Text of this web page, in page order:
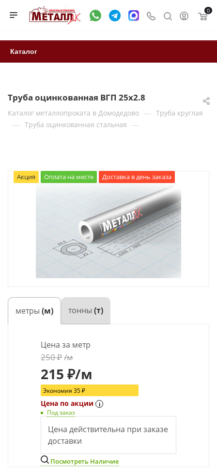
0
Каталог
Труба оцинкованная ВГП 25x2.8
Каталог металлопроката в Домодедово — Труба круглая
— Труба оцинкованная стальная —
Акция Оплата на месте Доставка в день заказа
метры (м) тонны (т)
Цена за метр
250₽/м
215 ₽/м
Экономия 35₽
Цена по акции i
Под заказ
Цена действительна при заказе
доставки
Посмотреть Наличие